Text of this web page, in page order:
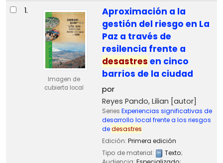
Resultados
1.
Imagen de
cubierta local
Aproximación a la
gestión del riesgo en La
Paz a través de
resilencia frente a
desastres en cinco
barrios de la ciudad
por
Reyes Pando, Lilian [autor]
Series Experiencias significativas de
desarrollo local frente a los riesgos
dedesastres
Edición: Primera edición
Tipo de material:
Texto;